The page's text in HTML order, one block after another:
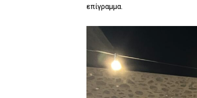
επίγραμμα.